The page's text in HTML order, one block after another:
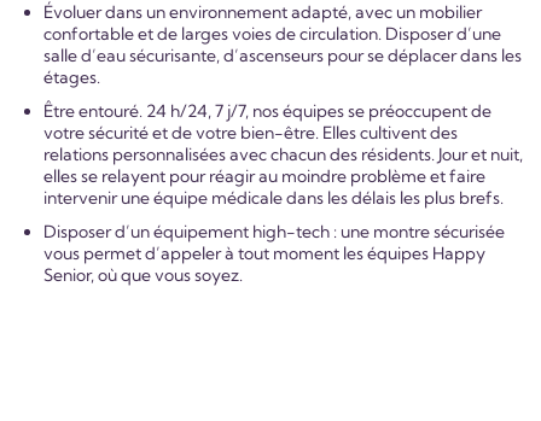
Évoluer dans un environnement adapté, avec un mobilier
confortable et de larges voies de circulation. Disposer d’une
salle d’eau sécurisante, d’ascenseurs pour se déplacer dans les
étages.
Être entouré. 24 h/24, 7 j/7, nos équipes se préoccupent de
votre sécurité et de votre bien-être. Elles cultivent des
relations personnalisées avec chacun des résidents. Jour et nuit,
elles se relayent pour réagir au moindre problème et faire
intervenir une équipe médicale dans les délais les plus brefs.
Disposer d’un équipement high-tech : une montre sécurisée
vous permet d’appeler à tout moment les équipes Happy
Senior, où que vous soyez.